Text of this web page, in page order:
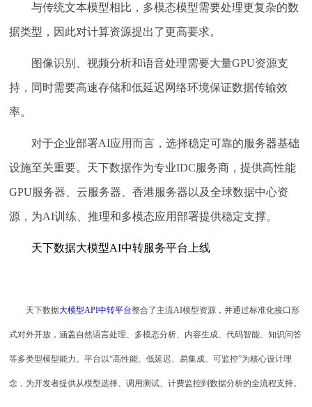
与传统文本模型相比，多模态模型需要处理更复杂的数
据类型，因此对计算资源提出了更高要求。
图像识别、视频分析和语音处理需要大量GPU资源支
持，同时需要高速存储和低延迟网络环境保证数据传输效
率。
对于企业部署AI应用而言，选择稳定可靠的服务器基础
设施至关重要。天下数据作为专业IDC服务商，提供高性能
GPU服务器、云服务器、香港服务器以及全球数据中心资
源，为AI训练、推理和多模态应用部署提供稳定支撑。
天下数据大模型AI中转服务平台上线
天下数据大模型API中转平台整合了主流AI模型资源，并通过标准化接口形
式对外开放，涵盖自然语言处理、多模态分析、内容生成、代码智能、知识问答
等多类型模型能力。平台以“高性能、低延迟、易集成、可监控”为核心设计理
念，为开发者提供从模型选择、调用测试、计费监控到数据分析的全流程支持。